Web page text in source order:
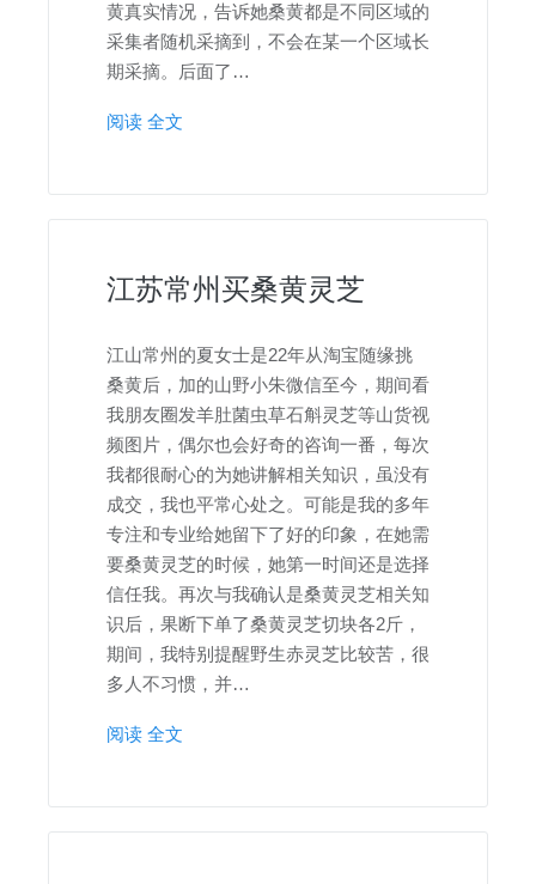
黄真实情况，告诉她桑黄都是不同区域的
采集者随机采摘到，不会在某一个区域长
期采摘。后面了…
阅读 全文
江苏常州买桑黄灵芝
江山常州的夏女士是22年从淘宝随缘挑
桑黄后，加的山野小朱微信至今，期间看
我朋友圈发羊肚菌虫草石斛灵芝等山货视
频图片，偶尔也会好奇的咨询一番，每次
我都很耐心的为她讲解相关知识，虽没有
成交，我也平常心处之。可能是我的多年
专注和专业给她留下了好的印象，在她需
要桑黄灵芝的时候，她第一时间还是选择
信任我。再次与我确认是桑黄灵芝相关知
识后，果断下单了桑黄灵芝切块各2斤，
期间，我特别提醒野生赤灵芝比较苦，很
多人不习惯，并…
阅读 全文